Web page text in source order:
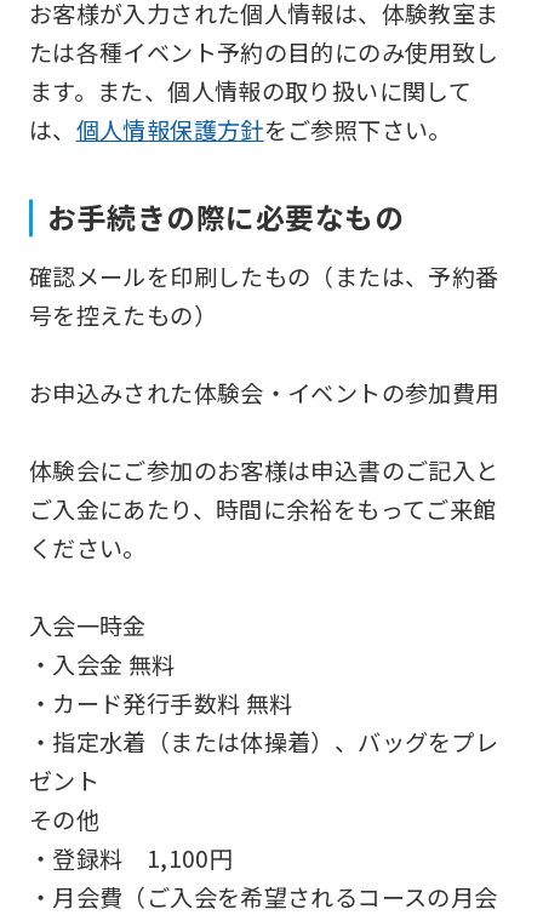
お客様が入力された個人情報は、体験教室ま
たは各種イベント予約の目的にのみ使用致し
ます。また、個人情報の取り扱いに関して
は、 個人情報保護方針をご参照下さい。
お手続きの際に必要なもの
確認メールを印刷したもの（または、予約番
号を控えたもの）
お申込みされた体験会・イベントの参加費用
体験会にご参加のお客様は申込書のご記入と
ご入金にあたり、時間に余裕をもってご来館
ください。
入会一時金
・入会金 無料
・カード発行手数料 無料
・指定水着（または体操着）、バッグをプレ
ゼント
その他
・登録料 1,100円
・月会費（ご入会を希望されるコースの月会
Japanese
version
of
this
will
be
so
may
not
The
translation
the